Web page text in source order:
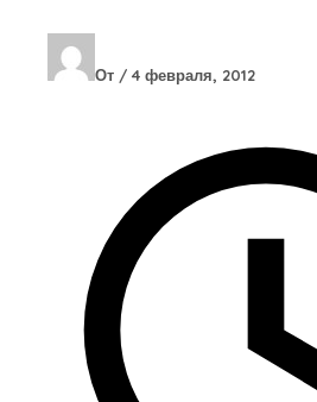
От / 4 февраля, 2012